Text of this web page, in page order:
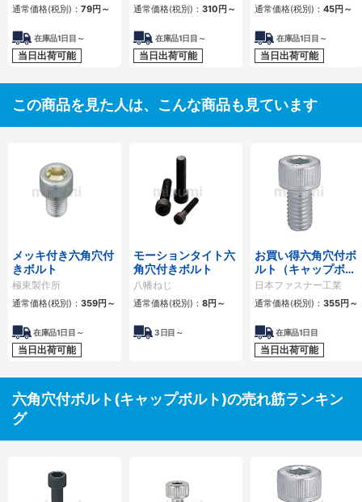
通常価格(税別)： 79円 ～
在庫品1日目～
当日出荷可能
通常価格(税別)： 310円 ～
在庫品1日目～
当日出荷可能
通常価格(税別)： 45円 ～
在庫品1日目～
当日出荷可能
この商品を見た人は、こんな商品も見ています
メッキ付き六角穴付
きボルト
極東製作所
通常価格(税別)： 359円 ～
在庫品1日目～
当日出荷可能
モーションタイト六
角穴付きボルト
八幡ねじ
通常価格(税別)： 8円 ～
3日目～
お買い得六角穴付ボ
ルト（キャップボル
ト）－ユニクロ・パ
ック販売－
日本ファスナー工業
通常価格(税別)： 355円 ～
在庫品1日目
当日出荷可能
六角穴付ボルト(キャップボルト)の売れ筋ランキン
グ